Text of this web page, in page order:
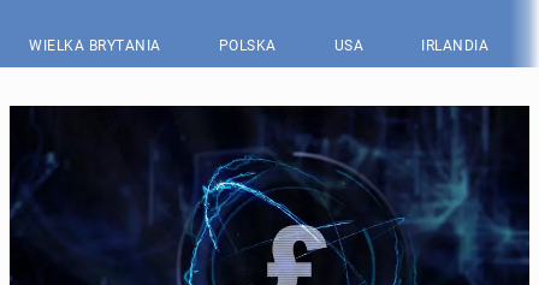
WIELKA BRYTANIA POLSKA USA IRLANDIA